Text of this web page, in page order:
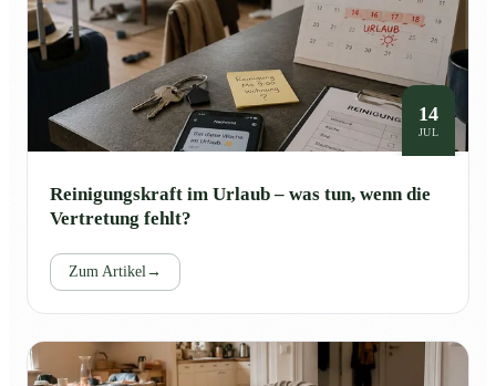
14
JUL
Reinigungskraft im Urlaub – was tun, wenn die
Vertretung fehlt?
Zum Artikel→